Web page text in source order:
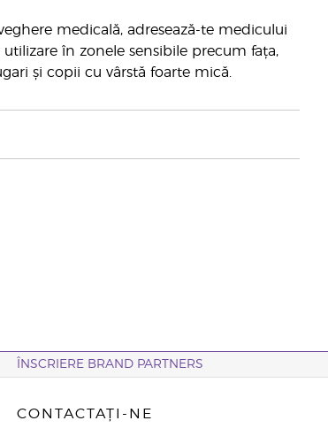
medicală, adresează-te medicului
în zonele sensibile precum fața,
și copii cu vârstă foarte mică.
ÎNSCRIERE BRAND PARTNERS
CONTACTAȚI-NE